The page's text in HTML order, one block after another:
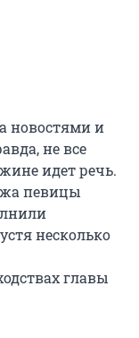
новостями и
не все
идет речь.
певицы
несколько
главы